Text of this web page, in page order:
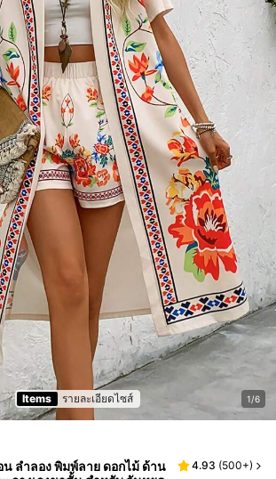
Items รายละเอียดไซส์ 1/6
น ลำลอง พิมพ์ลาย ดอกไม้ ด้าน
4.93 (500+)